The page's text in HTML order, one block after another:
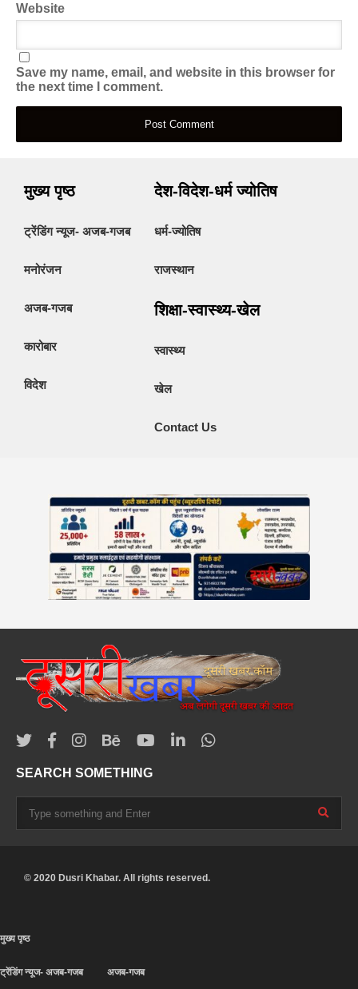
Website
Save my name, email, and website in this browser for
the next time I comment.
मुख्य पृष्ठ
ट्रेंडिंग न्यूज- अजब-गजब
मनोरंजन
अजब-गजब
कारोबार
विदेश
देश-विदेश-धर्म ज्योतिष
धर्म-ज्योतिष
राजस्थान
शिक्षा-स्वास्थ्य-खेल
स्वास्थ्य
खेल
Contact Us
SEARCH SOMETHING
© 2020 Dusri Khabar. All rights reserved.
मुख्य पृष्ठ
ट्रेंडिंग न्यूज- अजब-गजब अजब-गजब